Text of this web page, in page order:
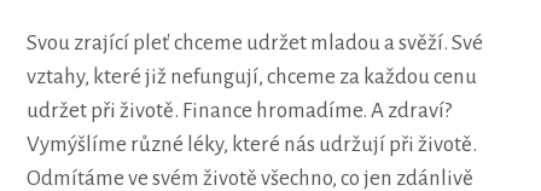
Svou zrající pleť chceme udržet mladou a svěží. Své
vztahy, které již nefungují, chceme za každou cenu
udržet při životě. Finance hromadíme. A zdraví?
Vymýšlíme různé léky, které nás udržují při životě.
Odmítáme ve svém životě všechno, co jen zdánlivě